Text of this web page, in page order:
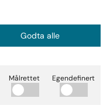
På lager
Godta alle
Målrettet Egendefinert